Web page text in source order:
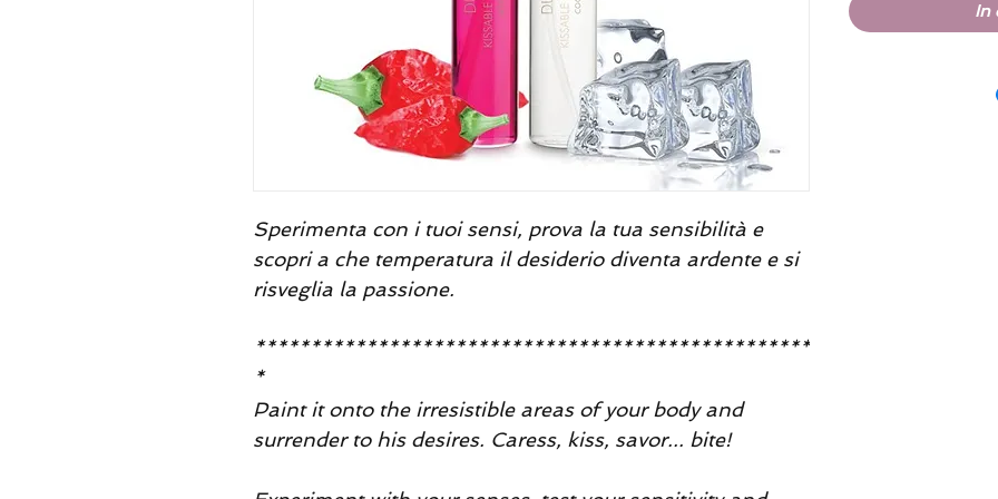
Sperimenta con i tuoi sensi, prova la tua sensibilità e
scopri a che temperatura il desiderio diventa ardente e si
risveglia la passione.
**************************************************
*
Paint it onto the irresistible areas of your body and
surrender to his desires. Caress, kiss, savor... bite!
In